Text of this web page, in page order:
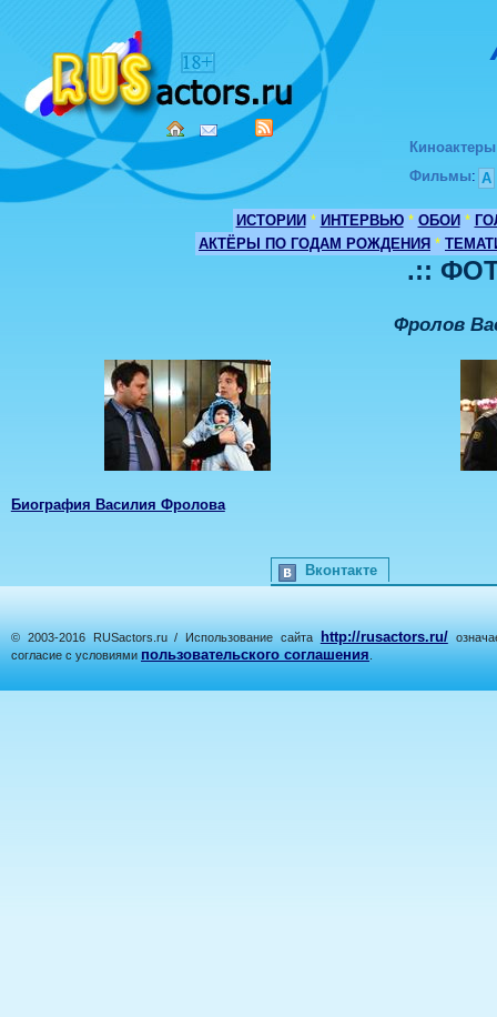
Киноактеры
Фильмы: А
ИСТОРИИ * ИНТЕРВЬЮ * ОБОИ *
АКТЁРЫ ПО ГОДАМ РОЖДЕНИЯ *
.::
Фролов
Биография Василия Фролова
Вконтакте
© 2003-2016 RUSactors.ru / Использование сайта http://rusactors.ru/
согласие с условиями пользовательского соглашения